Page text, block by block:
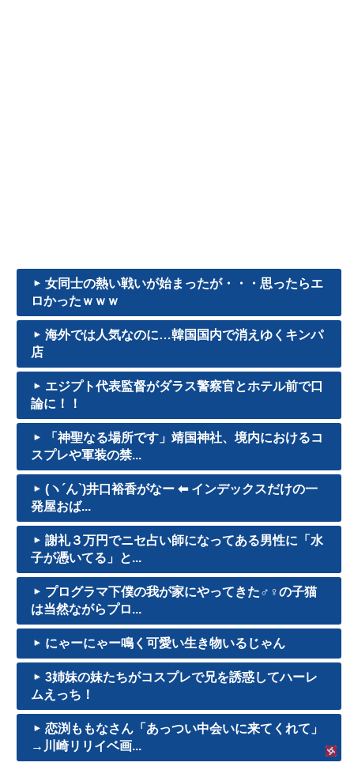
女同士の熱い戦いが始まったが・・・思ったらエ
ロかったｗｗｗ
海外では人気なのに…韓国国内で消えゆくキンパ
店
エジプト代表監督がダラス警察官とホテル前で口
論に！！
「神聖なる場所です」靖国神社、境内におけるコ
スプレや軍装の禁...
(ヽ´ん`)井口裕香がなー ⬅ インデックスだけの一
発屋おば...
謝礼３万円でニセ占い師になってある男性に「水
子が憑いてる」と...
プログラマ下僕の我が家にやってきた♂♀の子猫
は当然ながらプロ...
にゃーにゃー鳴く可愛い生き物いるじゃん
3姉妹の妹たちがコスプレで兄を誘惑してハーレ
ムえっち！
恋渕ももなさん「あっつい中会いに来てくれて」
→川崎リリイベ画...